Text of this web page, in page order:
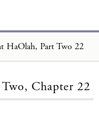
HaOlah, Part Two 22
Two, Chapter 22